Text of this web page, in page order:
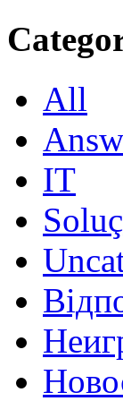
All
IT